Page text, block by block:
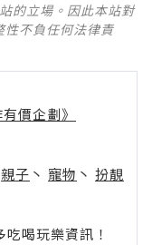
的立場。因此本站對
性不負任何法律責
價企劃》
親子 丶 寵物 丶 扮靚
喝玩樂資訊！